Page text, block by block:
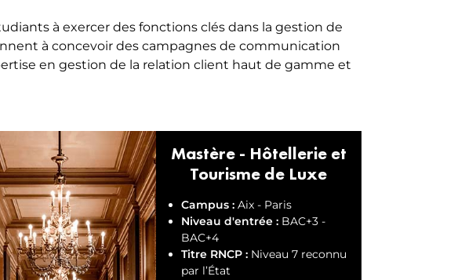
à exercer des fonctions clés dans la gestion de
à concevoir des campagnes de communication
en gestion de la relation client haut de gamme et
Mastère - Hôtellerie et
Tourisme de Luxe
Campus :Aix - Paris
Niveau d'entrée :BAC+3 -
BAC+4
Titre RNCP :Niveau 7 reconnu
par l’État